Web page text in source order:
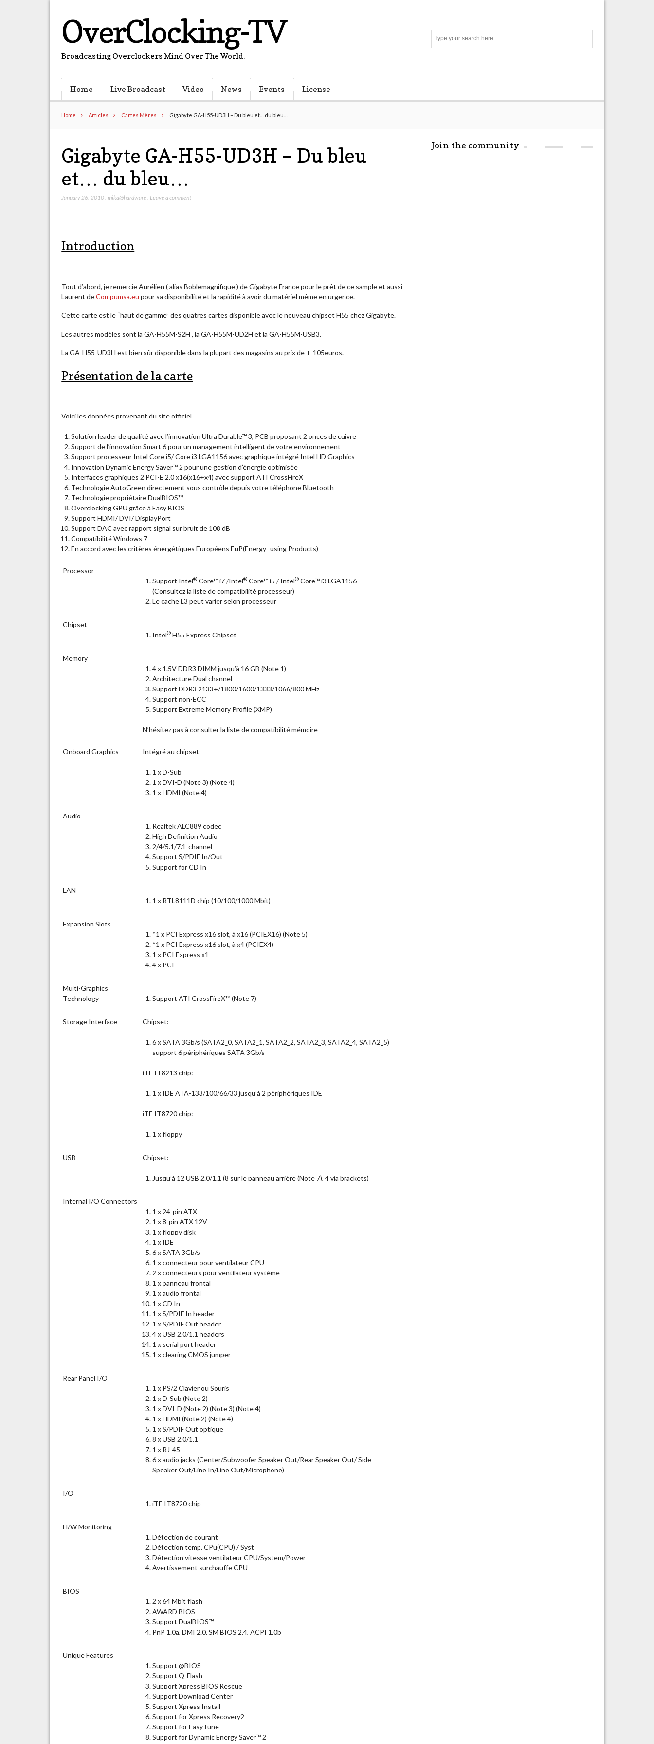
OverClocking-TV
Broadcasting Overclockers Mind Over The World.
Home Live Broadcast Video News Events License
Home Articles Cartes Mères Gigabyte GA-H55-UD3H – Du bleu et… du bleu…
Gigabyte GA-H55-UD3H – Du bleu
et… du bleu…
January 26, 2010 ,mika@hardware Leave a comment
Introduction
Tout d’abord, je remercie Aurélien ( alias Boblemagnifique ) de Gigabyte France pour le prêt de ce sample et aussi
Laurent deCompumsa.eu pour sa disponibilité et la rapidité à avoir du matériel même en urgence.
Cette carte est le “haut de gamme” des quatres cartes disponible avec le nouveau chipset H55 chez Gigabyte.
Les autres modèles sont la GA-H55M-S2H , la GA-H55M-UD2H et la GA-H55M-USB3.
La GA-H55-UD3H est bien sûr disponible dans la plupart des magasins au prix de +-105euros.
Présentation de la carte
Voici les données provenant du site officiel.
Solution leader de qualité avec l’innovation Ultra Durable™ 3, PCB proposant 2 onces de cuivre
Support de l’innovation Smart 6 pour un management intelligent de votre environnement
Support processeur Intel Core i5/ Core i3 LGA1156 avec graphique intégré Intel HD Graphics
Innovation Dynamic Energy Saver™ 2 pour une gestion d’énergie optimisée
Interfaces graphiques 2 PCI-E 2.0 x16(x16+x4) avec support ATI CrossFireX
Technologie AutoGreen directement sous contrôle depuis votre téléphone Bluetooth
Technologie propriétaire DualBIOS™
Overclocking GPU grâce à Easy BIOS
Support HDMI/ DVI/ DisplayPort
Support DAC avec rapport signal sur bruit de 108 dB
Compatibilité Windows 7
En accord avec les critères énergétiques Européens EuP(Energy- using Products)
Processor
Support Intel®Core™ i7 /Intel®Core™ i5 / Intel®Core™ i3 LGA1156
(Consultez la liste de compatibilité processeur)
Le cache L3 peut varier selon processeur
Chipset
Intel®H55 Express Chipset
Memory
4 x 1.5V DDR3 DIMM jusqu’à 16 GB (Note 1)
Architecture Dual channel
Support DDR3 2133+/1800/1600/1333/1066/800 MHz
Support non-ECC
Support Extreme Memory Profile (XMP)
N’hésitez pas à consulter la liste de compatibilité mémoire
Onboard Graphics Intégré au chipset:
1 x D-Sub
1 x DVI-D (Note 3) (Note 4)
1 x HDMI (Note 4)
Audio
Realtek ALC889 codec
High Definition Audio
2/4/5.1/7.1-channel
Support S/PDIF In/Out
Support for CD In
LAN
1 x RTL8111D chip (10/100/1000 Mbit)
Expansion Slots
*1 x PCI Express x16 slot, à x16 (PCIEX16) (Note 5)
*1 x PCI Express x16 slot, à x4 (PCIEX4)
1 x PCI Express x1
4 x PCI
Multi-Graphics
Technology
Support ATI CrossFireX™ (Note 7)
Storage Interface Chipset:
6 x SATA 3Gb/s (SATA2_0, SATA2_1, SATA2_2, SATA2_3, SATA2_4, SATA2_5)
support 6 périphériques SATA 3Gb/s
iTE IT8213 chip:
1 x IDE ATA-133/100/66/33 jusqu’à 2 périphériques IDE
iTE IT8720 chip:
1 x floppy
USB Chipset:
Jusqu’à 12 USB 2.0/1.1 (8 sur le panneau arrière (Note 7), 4 via brackets)
Internal I/O Connectors
1 x 24-pin ATX
1 x 8-pin ATX 12V
1 x floppy disk
1 x IDE
6 x SATA 3Gb/s
1 x connecteur pour ventilateur CPU
2 x connecteurs pour ventilateur système
1 x panneau frontal
1 x audio frontal
1 x CD In
1 x S/PDIF In header
1 x S/PDIF Out header
4 x USB 2.0/1.1 headers
1 x serial port header
1 x clearing CMOS jumper
Rear Panel I/O
1 x PS/2 Clavier ou Souris
1 x D-Sub (Note 2)
1 x DVI-D (Note 2) (Note 3) (Note 4)
1 x HDMI (Note 2) (Note 4)
1 x S/PDIF Out optique
8 x USB 2.0/1.1
1 x RJ-45
6 x audio jacks (Center/Subwoofer Speaker Out/Rear Speaker Out/ Side
Speaker Out/Line In/Line Out/Microphone)
I/O
iTE IT8720 chip
H/W Monitoring
Détection de courant
Détection temp. CPu(CPU) / Syst
Détection vitesse ventilateur CPU/System/Power
Avertissement surchauffe CPU
BIOS
2 x 64 Mbit flash
AWARD BIOS
Support DualBIOS™
PnP 1.0a, DMI 2.0, SM BIOS 2.4, ACPI 1.0b
Unique Features
Support @BIOS
Support Q-Flash
Support Xpress BIOS Rescue
Support Download Center
Support Xpress Install
Support for Xpress Recovery2
Support for EasyTune
Support for Dynamic Energy Saver™ 2
Join the community